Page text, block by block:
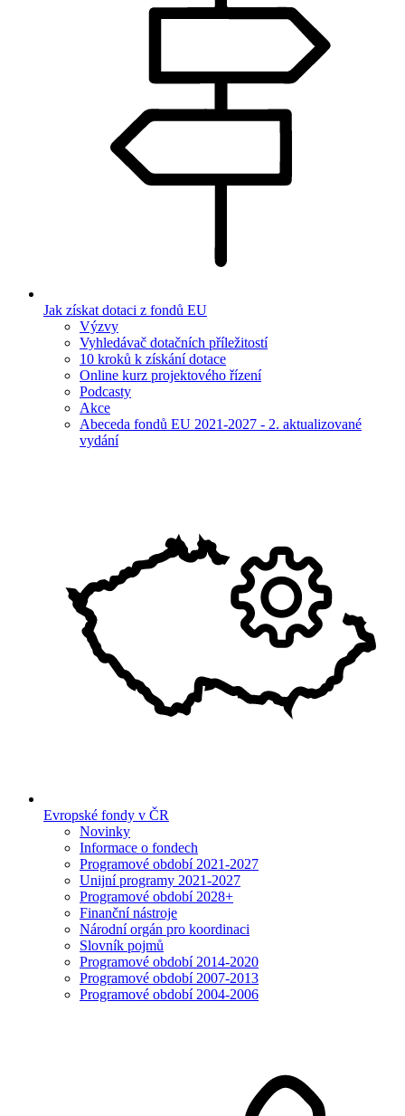
Jak získat dotaci z fondů EU
Výzvy
Vyhledávač dotačních příležitostí
10 kroků k získání dotace
Online kurz projektového řízení
Podcasty
Akce
Abeceda fondů EU 2021-2027 - 2. aktualizované
vydání
Evropské fondy v ČR
Novinky
Informace o fondech
Programové období 2021-2027
Unijní programy 2021-2027
Programové období 2028+
Finanční nástroje
Národní orgán pro koordinaci
Slovník pojmů
Programové období 2014-2020
Programové období 2007-2013
Programové období 2004-2006